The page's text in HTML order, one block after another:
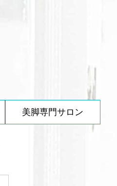
美脚専門サロン